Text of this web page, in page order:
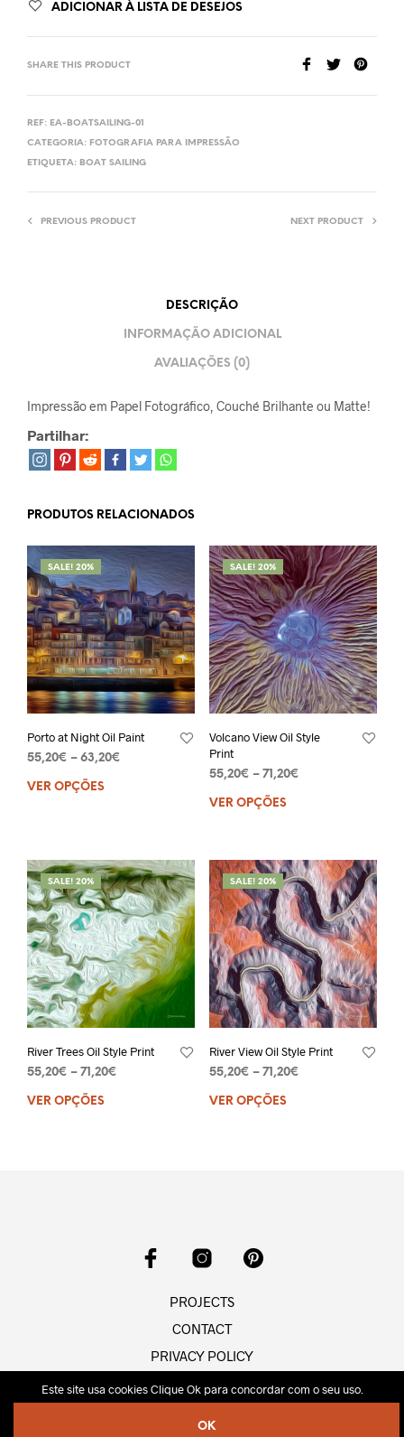
ADICIONAR À LISTA DE DESEJOS
SHARE THIS PRODUCT
REF: EA-BOATSAILING-01
CATEGORIA: FOTOGRAFIA PARA IMPRESSÃO
ETIQUETA: BOAT SAILING
PREVIOUS PRODUCT NEXT PRODUCT
DESCRIÇÃO
INFORMAÇÃO ADICIONAL
AVALIAÇÕES (0)
Impressão em Papel Fotográfico, Couché Brilhante ou Matte!
Partilhar:
PRODUTOS RELACIONADOS
SALE! 20%
Porto at Night Oil Paint
55,20€ – 63,20€
VER OPÇÕES
SALE! 20%
Volcano View Oil Style
Print
55,20€ – 71,20€
VER OPÇÕES
SALE! 20%
River Trees Oil Style Print
55,20€ – 71,20€
VER OPÇÕES
SALE! 20%
River View Oil Style Print
55,20€ – 71,20€
VER OPÇÕES
PROJECTS
CONTACT
PRIVACY POLICY
Desenvolvido por https://projetodigital.pt.
Este site usa cookies Clique Ok para concordar com o seu uso.
OK